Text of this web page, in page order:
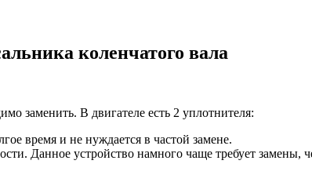
коленчатого вала
заменить. В двигателе есть 2 уплотнителя:
время и не нуждается в частой замене.
Данное устройство намного чаще требует замены,